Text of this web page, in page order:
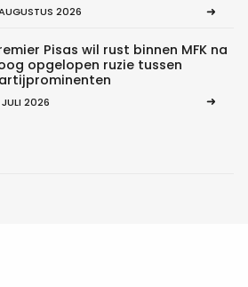
2026
Pisas wil rust binnen MFK na
opgelopen ruzie tussen
JULI 2026